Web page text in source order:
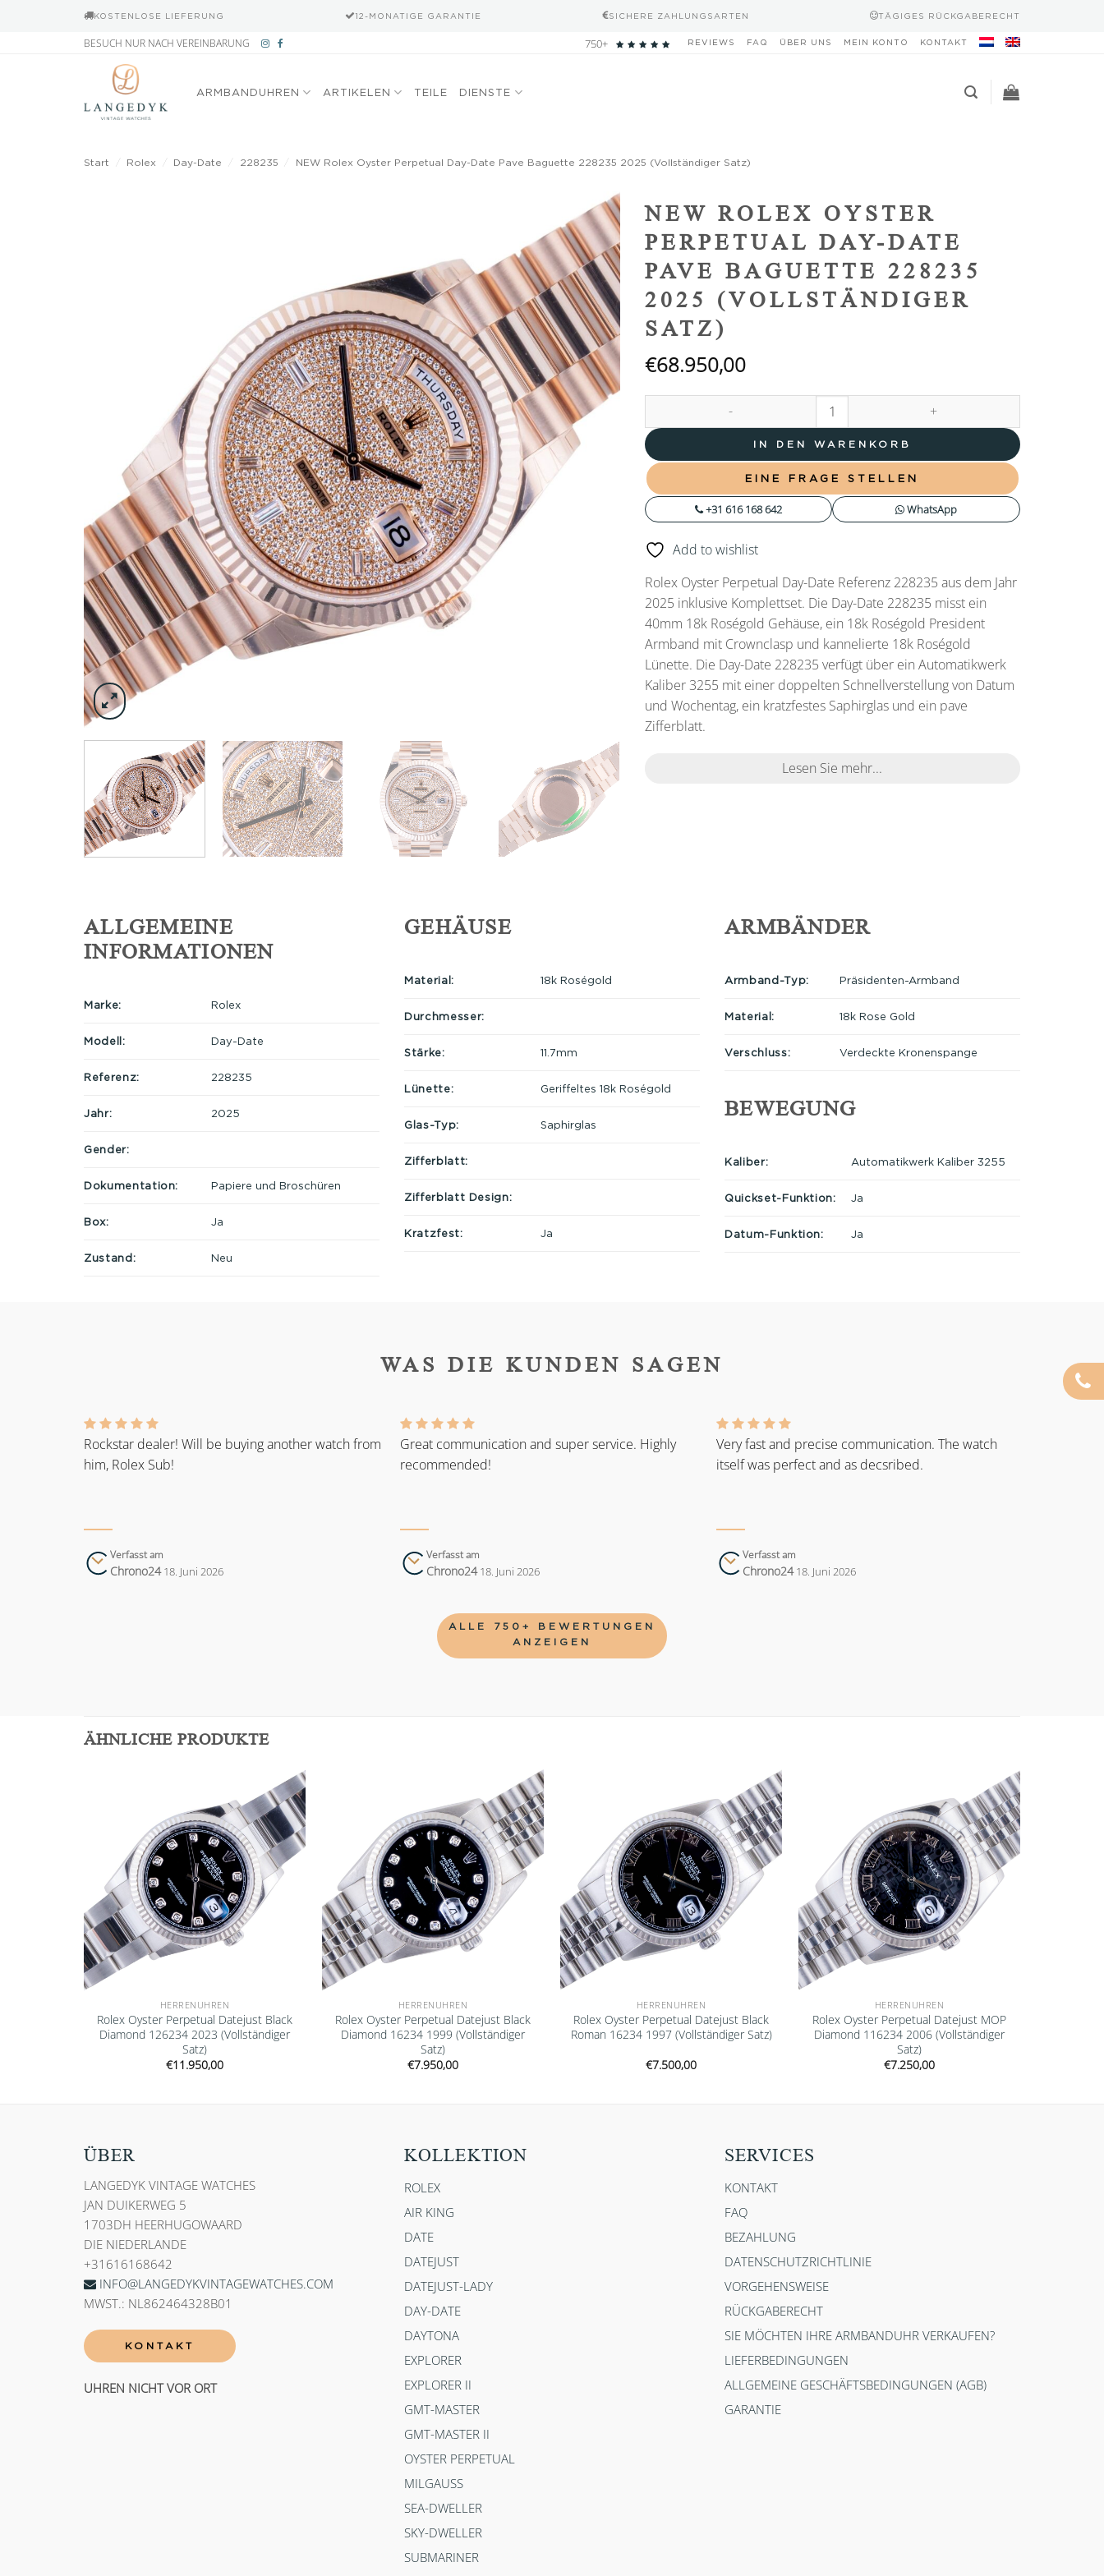
KOSTENLOSE LIEFERUNG 12-MONATIGE GARANTIE SICHERE ZAHLUNGSARTEN TÄGIGES RÜCKGABERECHT
BESUCH NUR NACH VEREINBARUNG 750+ REVIEWS FAQ ÜBER UNS MEIN KONTO KONTAKT
ARMBANDUHREN ARTIKELEN TEILE DIENSTE
Start Rolex Day-Date 228235 NEW Rolex Oyster Perpetual Day-Date Pave Baguette 228235 2025 (Vollständiger Satz)
Add to
wishlist
NEW ROLEX OYSTER
PERPETUAL DAY-DATE
PAVE BAGUETTE 228235
2025 (VOLLSTÄNDIGER
SATZ)
€68.950,00
NEW Rolex Oyster Perpetual Day-Date Pave Baguette 228235 2025 (Vollständiger Satz)
IN DEN WARENKORB
EINE FRAGE STELLEN
+31 616 168 642 WhatsApp
Add to wishlist
Rolex Oyster Perpetual Day-Date Referenz 228235 aus dem Jahr
2025 inklusive Komplettset. Die Day-Date 228235 misst ein
40mm 18k Roségold Gehäuse, ein 18k Roségold President
Armband mit Crownclasp und kannelierte 18k Roségold
Lünette. Die Day-Date 228235 verfügt über ein Automatikwerk
Kaliber 3255 mit einer doppelten Schnellverstellung von Datum
und Wochentag, ein kratzfestes Saphirglas und ein pave
Zifferblatt.
Lesen Sie mehr...
ALLGEMEINE
INFORMATIONEN
Marke: Rolex
Modell: Day-Date
Referenz: 228235
Jahr: 2025
Gender:
Dokumentation: Papiere und Broschüren
Box: Ja
Zustand: Neu
GEHÄUSE
Material: 18k Roségold
Durchmesser:
Stärke: 11.7mm
Lünette: Geriffeltes 18k Roségold
Glas-Typ: Saphirglas
Zifferblatt:
Zifferblatt Design:
Kratzfest: Ja
ARMBÄNDER
Armband-Typ: Präsidenten-Armband
Material: 18k Rose Gold
Verschluss: Verdeckte Kronenspange
BEWEGUNG
Kaliber: Automatikwerk Kaliber 3255
Quickset-Funktion: Ja
Datum-Funktion: Ja
WAS DIE KUNDEN SAGEN
Rockstar dealer! Will be buying another watch from
him, Rolex Sub!
Verfasst am
Chrono24 18. Juni 2026
Great communication and super service. Highly
recommended!
Verfasst am
Chrono24 18. Juni 2026
Very fast and precise communication. The watch
itself was perfect and as decsribed.
Verfasst am
Chrono24 18. Juni 2026
ALLE 750+ BEWERTUNGEN
ANZEIGEN
ÄHNLICHE PRODUKTE
Add to
wishlist
HERRENUHREN
Rolex Oyster Perpetual Datejust Black
Diamond 126234 2023 (Vollständiger
Satz)
€11.950,00
Add to
wishlist
HERRENUHREN
Rolex Oyster Perpetual Datejust Black
Diamond 16234 1999 (Vollständiger
Satz)
€7.950,00
Add to
wishlist
HERRENUHREN
Rolex Oyster Perpetual Datejust Black
Roman 16234 1997 (Vollständiger Satz)
€7.500,00
Add to
wishlist
HERRENUHREN
Rolex Oyster Perpetual Datejust MOP
Diamond 116234 2006 (Vollständiger
Satz)
€7.250,00
ÜBER
LANGEDYK VINTAGE WATCHES
JAN DUIKERWEG 5
1703DH HEERHUGOWAARD
DIE NIEDERLANDE
+31616168642
INFO@LANGEDYKVINTAGEWATCHES.COM
MWST.: NL862464328B01
KONTAKT
UHREN NICHT VOR ORT
KOLLEKTION
ROLEX
AIR KING
DATE
DATEJUST
DATEJUST-LADY
DAY-DATE
DAYTONA
EXPLORER
EXPLORER II
GMT-MASTER
GMT-MASTER II
OYSTER PERPETUAL
MILGAUSS
SEA-DWELLER
SKY-DWELLER
SUBMARINER
SERVICES
KONTAKT
FAQ
BEZAHLUNG
DATENSCHUTZRICHTLINIE
VORGEHENSWEISE
RÜCKGABERECHT
SIE MÖCHTEN IHRE ARMBANDUHR VERKAUFEN?
LIEFERBEDINGUNGEN
ALLGEMEINE GESCHÄFTSBEDINGUNGEN (AGB)
GARANTIE